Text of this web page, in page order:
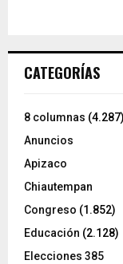
CATEGORÍAS
8 columnas (4.287)
Anuncios
Apizaco
Chiautempan
Congreso (1.852)
Educación (2.128)
Elecciones 385